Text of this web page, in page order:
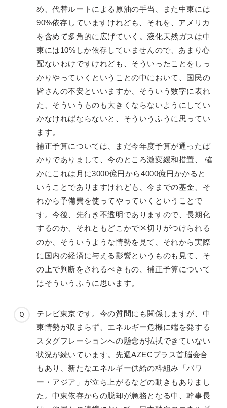
め、代替ルートによる原油の手当、また中東には
90%依存していますけれども、それを、アメリカ
を含めて多角的に広げていく。液化天然ガスは中
東には10%しか依存していませんので、あまり心
配ないわけですけれども、そういったことをしっ
かりやっていくということの中において、国民の
皆さんの不安といいますか、そういう数字に表れ
た、そういうものも大きくならないようにしてい
かなければならないと、そういうふうに思ってい
ます。
補正予算については、まだ今年度予算が通ったば
かりでありまして、今のところ激変緩和措置、 確
かにこれは月に3000億円から4000億円かかると
いうことでありますけれども、今までの基金、そ
れから予備費を使ってやっていくということで
す。今後、先行き不透明でありますので、長期化
するのか、それともどこかで区切りがつけられる
のか、そういうような情勢を見て、それから実際
に国内の経済に与える影響というものも見て、そ
の上で判断をされるべきもの、補正予算について
はそういうふうに思います。
テレビ東京です。今の質問にも関係しますが、中
東情勢が収まらず、エネルギー危機に端を発する
スタグフレーションへの懸念が払拭できていない
状況が続いています。先週AZECプラス首脳会合
もあり、新たなエネルギー供給の枠組み「パワ
ー・アジア」が立ち上がるなどの動きもありまし
た。中東依存からの脱却が急務となる中、幹事長